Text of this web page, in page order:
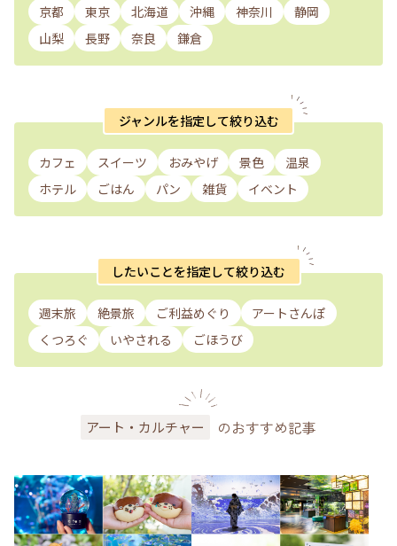
京都 東京 北海道 沖縄 神奈川
静岡
山梨
長野 奈良 鎌倉
ジャンルを指定して絞り込む
カフェ スイーツ おみやげ 景色
温泉
ホテル
ごはん パン 雑貨 イベント
したいことを指定して絞り込む
週末旅 絶景旅 ご利益めぐり
アートさんぽ
くつろぐ
いやされる ごほうび
アート・カルチャー のおすすめ記事